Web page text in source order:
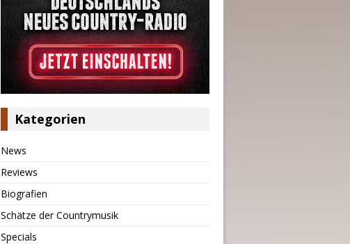
Kategorien
News
Reviews
Biografien
Schätze der Countrymusik
Specials